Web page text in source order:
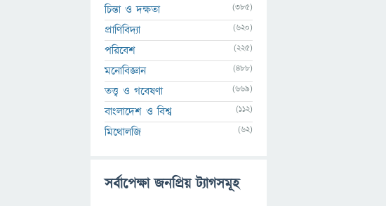
চিন্তা ও দক্ষতা (385)
প্রাণিবিদ্যা (620)
পরিবেশ (225)
মনোবিজ্ঞান (488)
তত্ত্ব ও গবেষণা (669)
বাংলাদেশ ও বিশ্ব (112)
মিথোলজি (62)
সর্বাপেক্ষা জনপ্রিয় ট্যাগসমূহ